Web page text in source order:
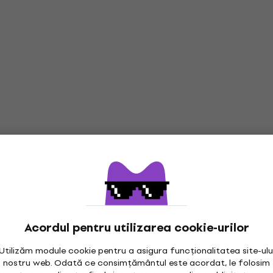
Acordul pentru utilizarea cookie-urilor
module cookie pentru a asigura funcționalitatea site-
nostru web. Odată ce consimțământul este acordat, le folosim